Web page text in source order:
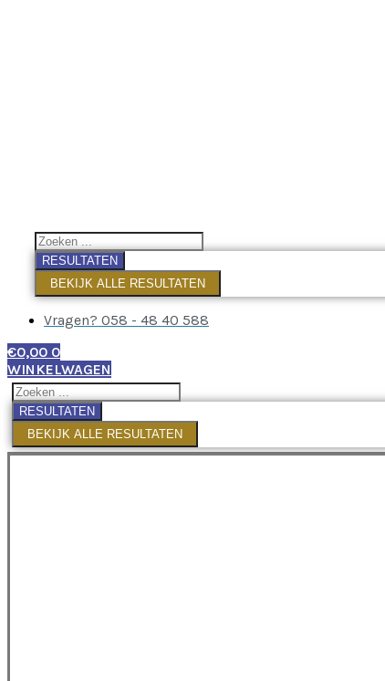
RESULTATEN
BEKIJK ALLE RESULTATEN
Vragen? 058 - 48 40 588
€0,00 0
WINKELWAGEN
RESULTATEN
BEKIJK ALLE RESULTATEN